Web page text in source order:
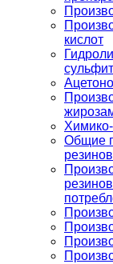
кислот
Общие